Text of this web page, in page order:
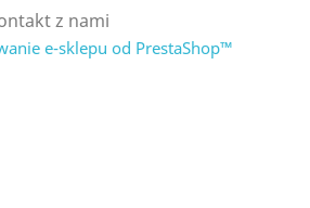
z nami
e-sklepu od PrestaShop™